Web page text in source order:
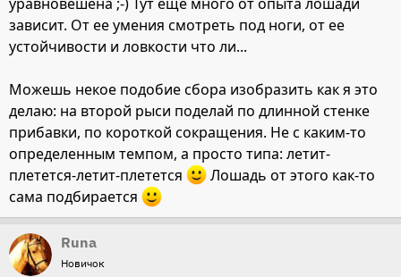
зависит. От ее умения смотреть под ноги, от ее
устойчивости и ловкости что ли...
Можешь некое подобие сбора изобразить как я это
делаю: на второй рыси поделай по длинной стенке
прибавки, по короткой сокращения. Не с каким-то
определенным темпом, а просто типа: летит-
плетется-летит-плетется
Лошадь от этого как-то
сама подбирается
Runa
Новичок